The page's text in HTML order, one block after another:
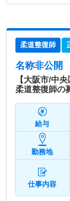
柔道整復師
名称非公開
【大阪市/中
柔道整復師の
給与
勤務地
仕事内容